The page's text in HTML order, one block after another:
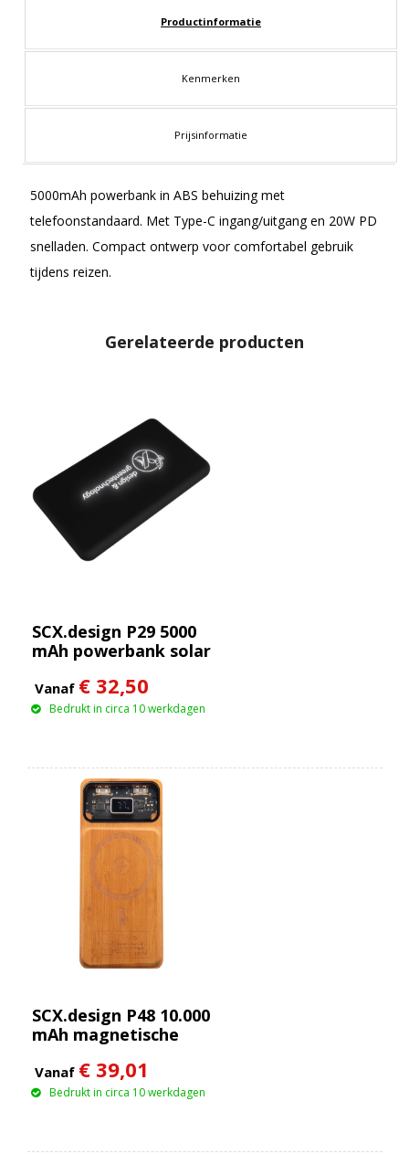
Productinformatie
Kenmerken
Prijsinformatie
5000mAh powerbank in ABS behuizing met
telefoonstandaard. Met Type-C ingang/uitgang en 20W PD
snelladen. Compact ontwerp voor comfortabel gebruik
tijdens reizen.
Gerelateerde producten
SCX.design P29 5000
mAh powerbank solar
Vanaf € 32,50
Bedrukt in circa 10 werkdagen
SCX.design P48 10.000
mAh magnetische
van 15 W
Vanaf € 39,01
Bedrukt in circa 10 werkdagen